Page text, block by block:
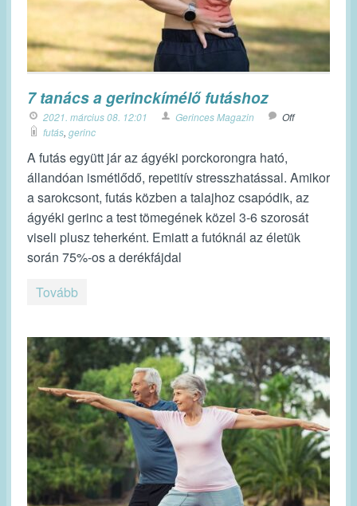
7 tanács a gerinckímélő futáshoz
2021. március 08. 12:01 Gerinces Magazin
Off
futás, gerinc
A futás együtt jár az ágyéki porckorongra ható,
állandóan ismétlődő, repetitív stresszhatással. Amikor
a sarokcsont, futás közben a talajhoz csapódik, az
ágyéki gerinc a test tömegének közel 3-6 szorosát
viseli plusz teherként. Emiatt a futóknál az életük
során 75%-os a derékfájdal
Tovább